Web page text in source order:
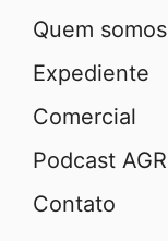
Quem somos
Expediente
Comercial
Podcast
Contato